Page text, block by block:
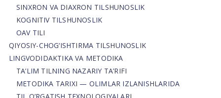
SINXRON VA DIAXRON TILSHUNOSLIK
KOGNITIV TILSHUNOSLIK
OAV TILI
QIYOSIY-CHOG‘ISHTIRMA TILSHUNOSLIK
LINGVODIDAKTIKA VA METODIKA
TA’LIM TILNING NAZARIY TA’RIFI
METODIKA TARIXI — OLIMLAR IZLANISHLARIDA